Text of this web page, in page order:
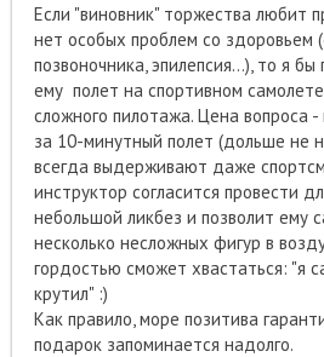
Если "виновник" торжества любит
нет особых проблем со здоровьем
позвоночника, эпилепсия...), то я
ему полет на спортивном
сложного пилотажа. Цена вопроса
за 10-минутный полет (дольше не
всегда выдерживают даже
инструктор согласится провести
небольшой ликбез и позволит ему
несколько несложных фигур в
гордостью сможет хвастаться: "я
крутил" :)
Как правило, море позитива
подарок запоминается надолго.